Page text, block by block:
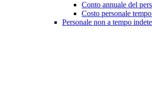
Conto annuale del
Costo personale
Personale non a tempo